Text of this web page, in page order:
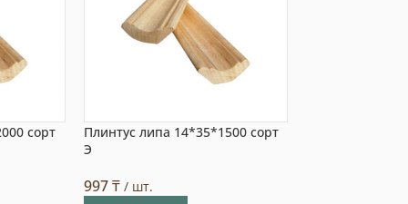
сорт
Плинтус липа 14*35*1500 сорт
Э
997₸/ шт.